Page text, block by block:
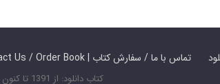
Contact Us / Order Book | تماس با ما / سفارش کتاب
کتاب دانلود: از 1391 تا کنون - تمامی حقوق محفوظ است